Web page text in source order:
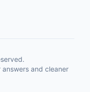
and cleaner